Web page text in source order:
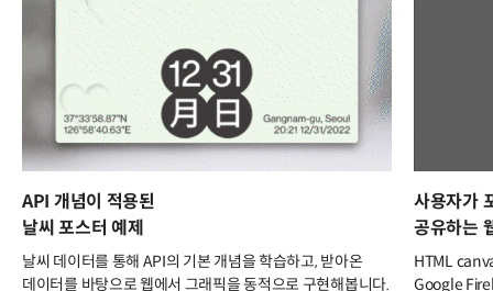
API 개념이 적용된
날씨 포스터 예제
날씨 데이터를 통해 API의 기본 개념을 학습하고, 받아온
데이터를 바탕으로 웹에서 그래픽을 동적으로 구현해봅니다.
사용자가
공유하는
HTML
Google